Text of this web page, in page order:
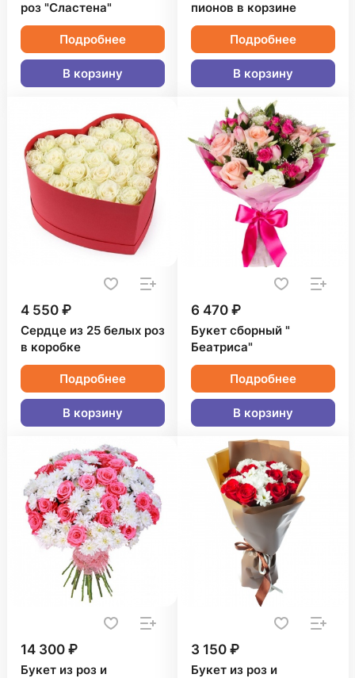
роз "Сластена"
Подробнее
В корзину
пионов в корзине
Подробнее
В корзину
4 550 ₽
Сердце из 25 белых роз
в коробке
Подробнее
В корзину
6 470 ₽
Букет сборный "
Беатриса"
Подробнее
В корзину
14 300 ₽
Букет из роз и
3 150 ₽
Букет из роз и